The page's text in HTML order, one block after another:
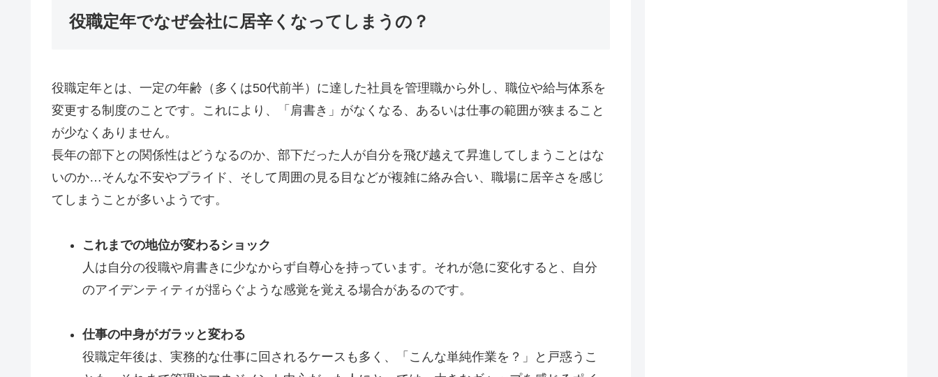
役職定年でなぜ会社に居辛くなってしまうの？
役職定年とは、一定の年齢（多くは50代前半）に達した社員を管理職から外し、職位や給与体系を
変更する制度のことです。これにより、「肩書き」がなくなる、あるいは仕事の範囲が狭まること
が少なくありません。
長年の部下との関係性はどうなるのか、部下だった人が自分を飛び越えて昇進してしまうことはな
いのか…そんな不安やプライド、そして周囲の見る目などが複雑に絡み合い、職場に居辛さを感じ
てしまうことが多いようです。
これまでの地位が変わるショック
人は自分の役職や肩書きに少なからず自尊心を持っています。それが急に変化すると、自分
のアイデンティティが揺らぐような感覚を覚える場合があるのです。
仕事の中身がガラッと変わる
役職定年後は、実務的な仕事に回されるケースも多く、「こんな単純作業を？」と戸惑うこ